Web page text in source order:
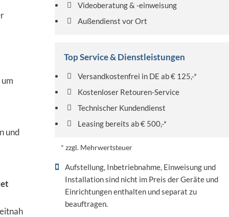
und
Videoberatung & -einweisung
Außendienst vor Ort
Top Service & Dienstleistungen
Versandkostenfrei in DE ab € 125,-*
Kostenloser Retouren-Service
Technischer Kundendienst
Leasing bereits ab € 500,-*
* zzgl. Mehrwertsteuer
Aufstellung, Inbetriebnahme, Einweisung und
Installation sind nicht im Preis der Geräte und
Einrichtungen enthalten und separat zu
beauftragen.